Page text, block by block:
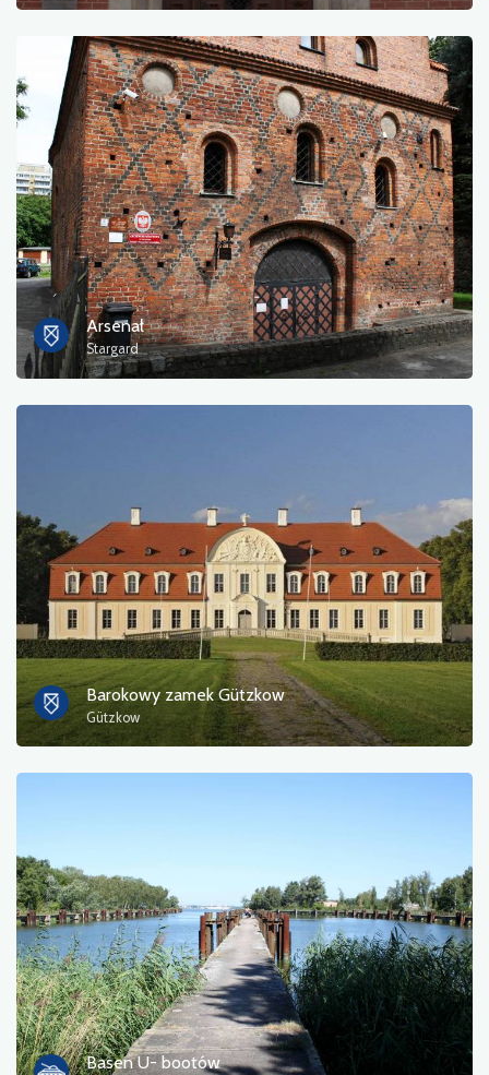
Arsenał
Stargard
Barokowy zamek Gützkow
Gützkow
Basen U- bootów